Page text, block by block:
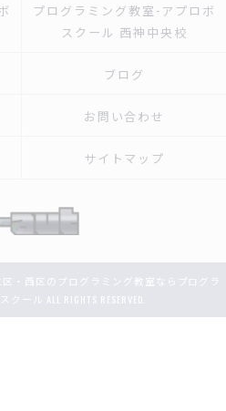
プログラミング教室-アプロボ
スクール 西神中央校
ブログ
お問い合わせ
サイトマップ
・西区のプログラミング教室ならプログラ
ール ALL RIGHTS RESERVED.